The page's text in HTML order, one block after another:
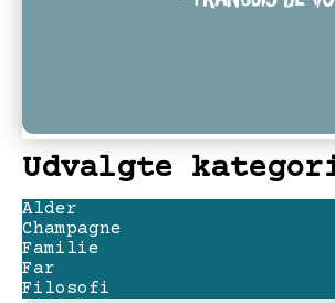
Udvalgte
Alder
Champagne
Familie
Far
Filosofi